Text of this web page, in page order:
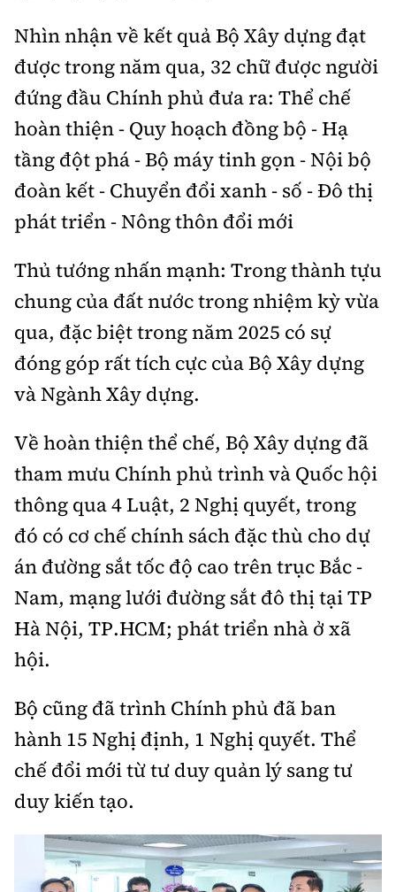
Lối sống
Ẩm thực
Khám phá
Camera giao thông
Câu chuyện giao thông
Giải trí - Thể thao
Cơ quan chủ quản: Bộ Xây dựng
Giấy phép số: 03/GP-BVHTTDL, cấp ngày 1/4/2025.
Tòa soạn: Số 2 Nguyễn Công Hoan, phường Giảng Võ,
Hà Nội.
Tổng biên tập: Nguyễn Thị Hồng Nga
Phó Tổng biên tập:Nguyễn Sơn Tùng,
Nguyễn Đức Thắng, La Đức Hùng
Hotline:
0901 514 799
Quảng cáo và Phát hành:
0915 057 282
Email:
bandoc@baoxaydung.vn
Cấm sao chép dưới mọi hình thức nếu không có sự
soạn
Nhìn nhận về kết quả Bộ Xây dựng đạt
được trong năm qua, 32 chữ được người
đứng đầu Chính phủ đưa ra: Thể chế
hoàn thiện - Quy hoạch đồng bộ - Hạ
tầng đột phá - Bộ máy tinh gọn - Nội bộ
đoàn kết - Chuyển đổi xanh - số - Đô thị
phát triển - Nông thôn đổi mới
Thủ tướng nhấn mạnh: Trong thành tựu
chung của đất nước trong nhiệm kỳ vừa
qua, đặc biệt trong năm 2025 có sự
đóng góp rất tích cực của Bộ Xây dựng
và Ngành Xây dựng.
Về hoàn thiện thể chế, Bộ Xây dựng đã
tham mưu Chính phủ trình và Quốc hội
thông qua 4 Luật, 2 Nghị quyết, trong
đó có cơ chế chính sách đặc thù cho dự
án đường sắt tốc độ cao trên trục Bắc -
Nam, mạng lưới đường sắt đô thị tại TP
Hà Nội, TP.HCM; phát triển nhà ở xã
hội.
Bộ cũng đã trình Chính phủ đã ban
hành 15 Nghị định, 1 Nghị quyết. Thể
chế đổi mới từ tư duy quản lý sang tư
duy kiến tạo.